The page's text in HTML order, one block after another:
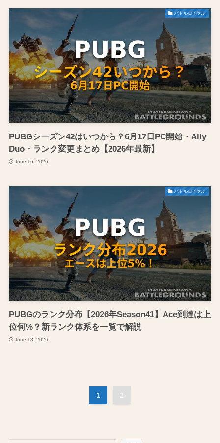
バトルロイヤル
PUBGシーズン42はいつから？6月17日PC開始・Ally
Duo・ランク変更まとめ【2026年最新】
June 16, 2026
バトルロイヤル
PUBGのランク分布【2026年Season41】Ace到達は上
位何%？新ランク体系を一覧で解説
June 13, 2026
1 2